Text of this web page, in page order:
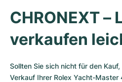
CHRONEXT –
verkaufen
Sollten Sie sich nicht für den
Verkauf Ihrer Rolex Yacht-